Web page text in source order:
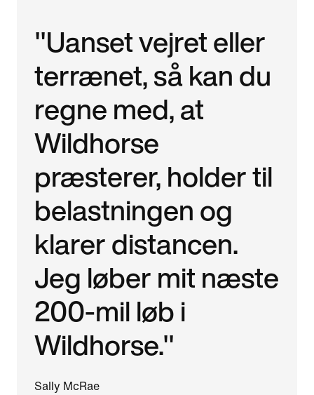
"Uanset vejret eller
terrænet, så kan du
regne med, at
Wildhorse
præsterer, holder til
belastningen og
klarer distancen.
Jeg løber mit næste
200-mil løb i
Wildhorse."
Sally McRae